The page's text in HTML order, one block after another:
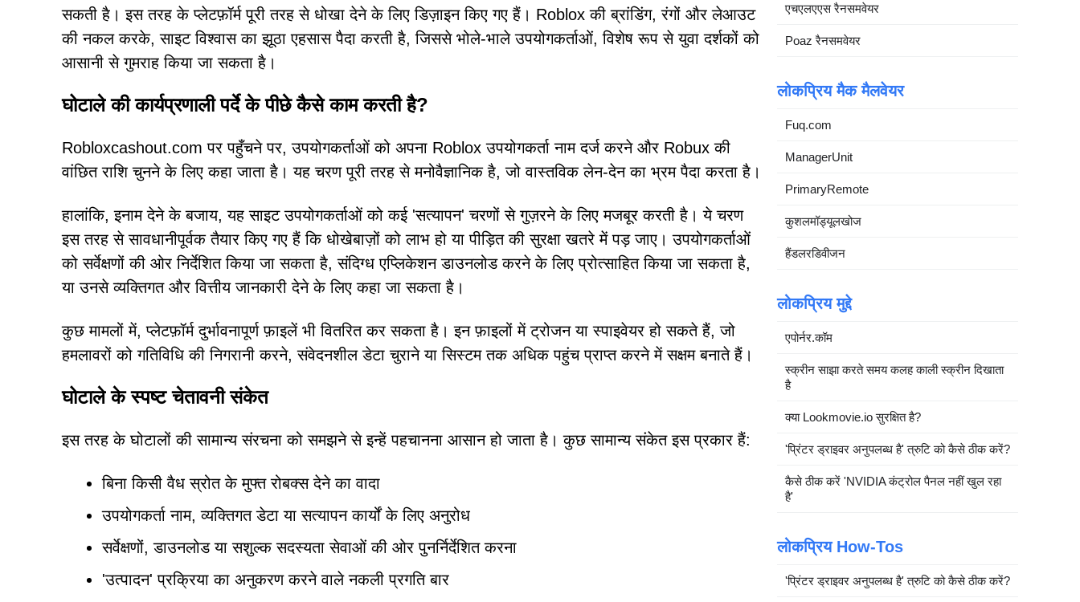
सकती है। इस तरह के प्लेटफ़ॉर्म पूरी तरह से धोखा देने के लिए डिज़ाइन किए गए हैं। Roblox की ब्रांडिंग, रंगों और लेआउट
की नकल करके, साइट विश्वास का झूठा एहसास पैदा करती है, जिससे भोले-भाले उपयोगकर्ताओं, विशेष रूप से युवा दर्शकों को
आसानी से गुमराह किया जा सकता है।
घोटाले की कार्यप्रणाली पर्दे के पीछे कैसे काम करती है?
Robloxcashout.com पर पहुँचने पर, उपयोगकर्ताओं को अपना Roblox उपयोगकर्ता नाम दर्ज करने और Robux की
वांछित राशि चुनने के लिए कहा जाता है। यह चरण पूरी तरह से मनोवैज्ञानिक है, जो वास्तविक लेन-देन का भ्रम पैदा करता है।
हालांकि, इनाम देने के बजाय, यह साइट उपयोगकर्ताओं को कई 'सत्यापन' चरणों से गुज़रने के लिए मजबूर करती है। ये चरण
इस तरह से सावधानीपूर्वक तैयार किए गए हैं कि धोखेबाज़ों को लाभ हो या पीड़ित की सुरक्षा खतरे में पड़ जाए। उपयोगकर्ताओं
को सर्वेक्षणों की ओर निर्देशित किया जा सकता है, संदिग्ध एप्लिकेशन डाउनलोड करने के लिए प्रोत्साहित किया जा सकता है,
या उनसे व्यक्तिगत और वित्तीय जानकारी देने के लिए कहा जा सकता है।
कुछ मामलों में, प्लेटफ़ॉर्म दुर्भावनापूर्ण फ़ाइलें भी वितरित कर सकता है। इन फ़ाइलों में ट्रोजन या स्पाइवेयर हो सकते हैं, जो
हमलावरों को गतिविधि की निगरानी करने, संवेदनशील डेटा चुराने या सिस्टम तक अधिक पहुंच प्राप्त करने में सक्षम बनाते हैं।
घोटाले के स्पष्ट चेतावनी संकेत
इस तरह के घोटालों की सामान्य संरचना को समझने से इन्हें पहचानना आसान हो जाता है। कुछ सामान्य संकेत इस प्रकार हैं:
बिना किसी वैध स्रोत के मुफ्त रोबक्स देने का वादा
उपयोगकर्ता नाम, व्यक्तिगत डेटा या सत्यापन कार्यों के लिए अनुरोध
सर्वेक्षणों, डाउनलोड या सशुल्क सदस्यता सेवाओं की ओर पुनर्निर्देशित करना
'उत्पादन' प्रक्रिया का अनुकरण करने वाले नकली प्रगति बार
एचएलएएस रैनसमवेयर
Poaz रैनसमवेयर
लोकप्रिय मैक मैलवेयर
Fuq.com
ManagerUnit
PrimaryRemote
कुशलमॉड्यूलखोज
हैंडलरडिवीजन
लोकप्रिय मुद्दे
एपोर्नर.कॉम
स्क्रीन साझा करते समय कलह काली स्क्रीन दिखाता
है
क्या Lookmovie.io सुरक्षित है?
'प्रिंटर ड्राइवर अनुपलब्ध है' त्रुटि को कैसे ठीक करें?
कैसे ठीक करें 'NVIDIA कंट्रोल पैनल नहीं खुल रहा
है'
लोकप्रिय How-Tos
'प्रिंटर ड्राइवर अनुपलब्ध है' त्रुटि को कैसे ठीक करें?